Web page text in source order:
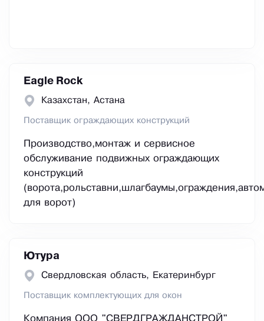
Eagle Rock
Казахстан, Астана
Поставщик ограждающих конструкций
Производство,монтаж и сервисное
обслуживание подвижных ограждающих
конструкций
для ворот)
Ютура
Свердловская область, Екатеринбург
Поставщик комплектующих для окон
Компания ООО "СВЕРДГРАЖДАНСТРОЙ"